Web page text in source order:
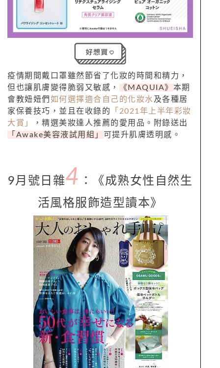
疫情期間戴口罩雖然節省了化妝的時間和精力，
但也讓肌膚變得脆弱又敏感，
《MAQUIA》 本期
會教妞妞們 如何選擇適合自己的化妝水及各種居
家保養技巧，並且在收錄的
「2021年上半年彩妝
大賞」
，精選美妝達人推薦的愛用品。附錄送出
「Awake美容液試用組」
可提升肌膚透明感。
9月號日雜4 ： 《 成熟女性自然生
活風格服飾造型讀本》